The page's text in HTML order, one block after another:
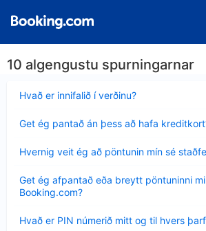
10 algengustu spurningarnar
Hvað er innifalið í verðinu?
sýnt
Get ég pantað án þess að hafa
sýnt
Hvernig veit ég að pöntunin mín sé
sýnt
Get ég afpantað eða breytt pöntuninni
Booking.com?
sýnt
Hvað er PIN númerið mitt og til hvers
sýnt